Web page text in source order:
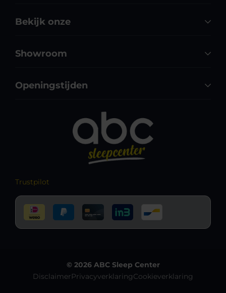
Bekijk onze
Showroom
Openingstijden
Trustpilot
© 2026 ABC Sleep Center
DisclaimerPrivacyverklaringCookieverklaring